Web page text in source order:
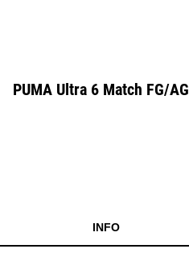
PUMA Ultra 6 Match FG/AG
INFO